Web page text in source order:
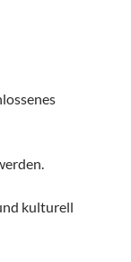
kulturell